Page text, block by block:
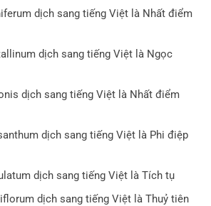
dịch sang tiếng Việt là Nhất điểm
dịch sang tiếng Việt là Ngọc
dịch sang tiếng Việt là Nhất điểm
dịch sang tiếng Việt là Phi điệp
dịch sang tiếng Việt là Tích tụ
dịch sang tiếng Việt là Thuỷ tiên